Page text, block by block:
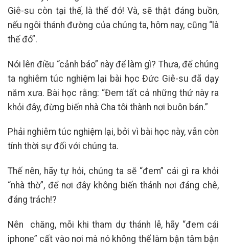
Giê-su còn tại thế, là thế đó! Và, sẽ thật đáng buồn,
nếu ngôi thánh đường của chúng ta, hôm nay, cũng “là
thế đó”.
Nói lên điều “cảnh báo” này để làm gì? Thưa, để chúng
ta nghiêm túc nghiệm lại bài học Đức Giê-su đã dạy
năm xưa. Bài học rằng: “Đem tất cả những thứ này ra
khỏi đây, đừng biến nhà Cha tôi thành nơi buôn bán.”
Phải nghiêm túc nghiệm lại, bởi vì bài học này, vẫn còn
tính thời sự đối với chúng ta.
Thế nên, hãy tự hỏi, chúng ta sẽ “đem” cái gì ra khỏi
“nhà thờ”, để nơi đây không biến thánh nơi đáng chê,
đáng trách!?
Nên chăng, mỗi khi tham dự thánh lễ, hãy “đem cái
iphone” cất vào nơi mà nó không thể làm bận tâm bận